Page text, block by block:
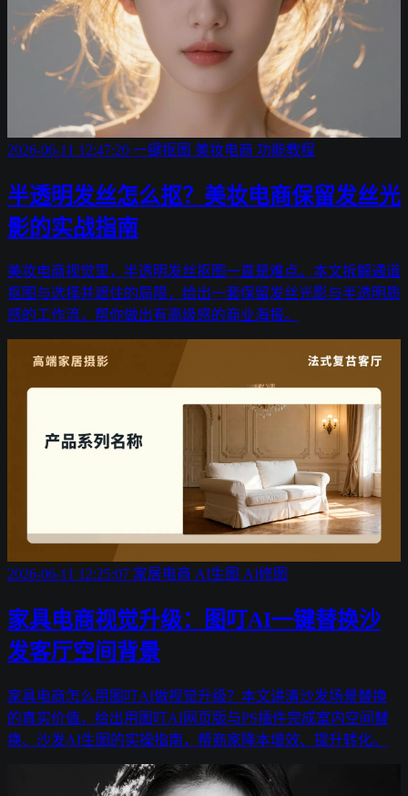
2026-06-11 12:47:20 一键抠图 美妆电商 功能教程
半透明发丝怎么抠？美妆电商保留发丝光
影的实战指南
美妆电商视觉里，半透明发丝抠图一直是难点。本文拆解通道
抠图与选择并遮住的局限，给出一套保留发丝光影与半透明质
感的工作流，帮你做出有高级感的商业海报。
2026-06-11 12:25:07 家居电商 AI生图 AI修图
家具电商视觉升级：图叮AI一键替换沙
发客厅空间背景
家具电商怎么用图叮AI做视觉升级？本文讲清沙发场景替换
的真实价值，给出用图叮AI网页版与PS插件完成室内空间替
换、沙发AI生图的实操指南，帮商家降本增效、提升转化。